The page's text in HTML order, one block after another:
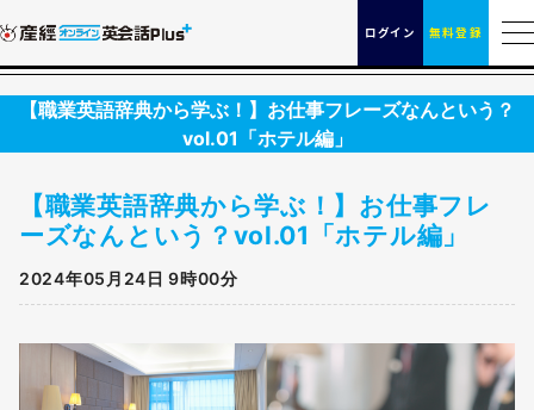
ログイン 無料登録
【職業英語辞典から学ぶ！】お仕事フレーズなんという？
vol.01「ホテル編」
【職業英語辞典から学ぶ！】お仕事フレ
ーズなんという？vol.01「ホテル編」
2024年05月24日 9時00分